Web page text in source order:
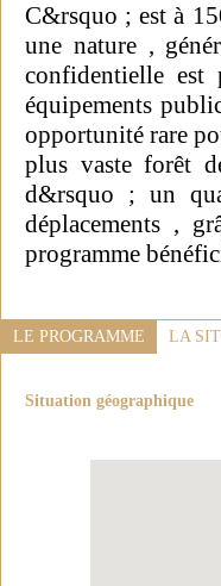
C&rsquo ; est à
une nature ,
confidentielle est
équipements
opportunité rare
plus vaste forêt
d&rsquo ; un
déplacements ,
programme
LE PROGRAMME LA
Situation géographique